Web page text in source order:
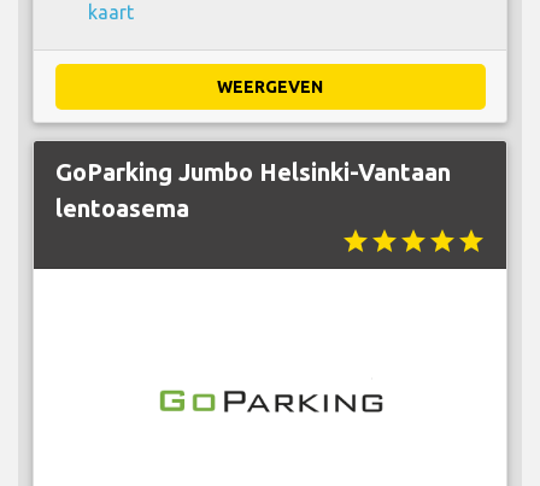
kaart
WEERGEVEN
GoParking Jumbo Helsinki-Vantaan
lentoasema
starstarstarstarstar